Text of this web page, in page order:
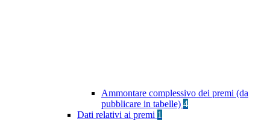
Ammontare complessivo dei premi (da
pubblicare in tabelle) 4
Dati relativi ai premi 1